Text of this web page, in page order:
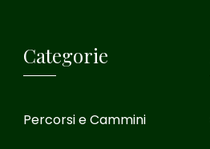
Categorie
Percorsi e Cammini